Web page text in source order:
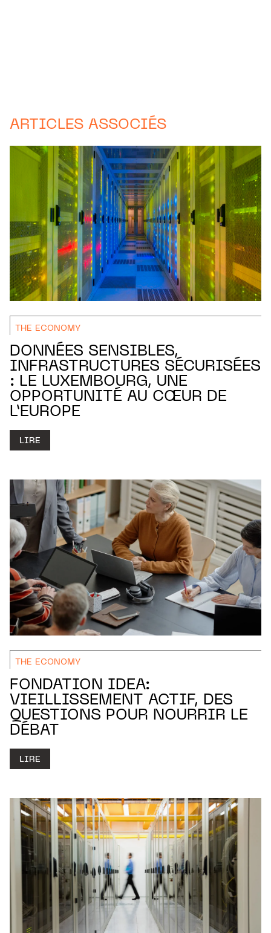
ARTICLES ASSOCIÉS
THE ECONOMY
DONNÉES SENSIBLES,
INFRASTRUCTURES SÉCURISÉES
: LE LUXEMBOURG, UNE
OPPORTUNITÉ AU CŒUR DE
L’EUROPE
LIRE
THE ECONOMY
FONDATION IDEA:
VIEILLISSEMENT ACTIF, DES
QUESTIONS POUR NOURRIR LE
DÉBAT
LIRE